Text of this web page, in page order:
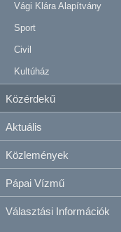
Vági Klára Alapítvány
Sport
Civil
Kultúház
Közérdekű
Aktuális
Közlemények
Pápai Vízmű
Választási Információk